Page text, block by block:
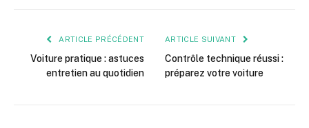
ARTICLE PRÉCÉDENT
Voiture pratique : astuces
entretien au quotidien
ARTICLE SUIVANT
Contrôle technique réussi :
préparez votre voiture